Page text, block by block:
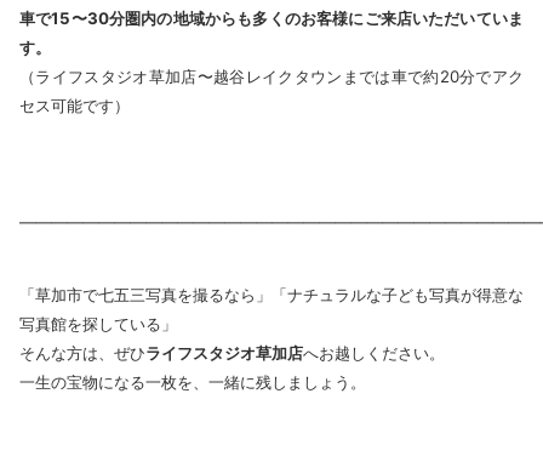
車で15〜30分圏内の地域からも多くのお客様にご来店いただいていま
す。
（ライフスタジオ草加店〜越谷レイクタウンまでは車で約20分でアク
セス可能です）
「草加市で七五三写真を撮るなら」「ナチュラルな子ども写真が得意な
写真館を探している」
そんな方は、ぜひライフスタジオ草加店へお越しください。
一生の宝物になる一枚を、一緒に残しましょう。